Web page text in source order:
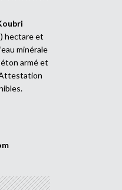
hectare et
minérale
armé et